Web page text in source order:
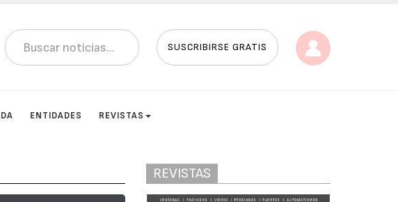
SUSCRIBIRSE GRATIS
ENTIDADES REVISTAS
REVISTAS